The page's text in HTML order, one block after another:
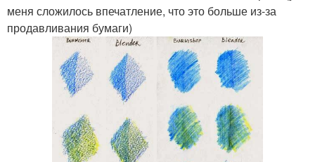
меня сложилось впечатление, что это больше из-за
продавливания бумаги)